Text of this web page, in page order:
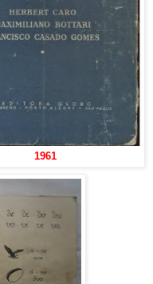
1961